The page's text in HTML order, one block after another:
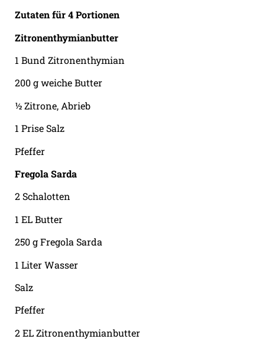
Zutaten für 4 Portionen
Zitronenthymianbutter
1 Bund Zitronenthymian
200 g weiche Butter
½ Zitrone, Abrieb
1 Prise Salz
Pfeffer
Fregola Sarda
2 Schalotten
1 EL Butter
250 g Fregola Sarda
1 Liter Wasser
Salz
Pfeffer
2 EL Zitronenthymianbutter